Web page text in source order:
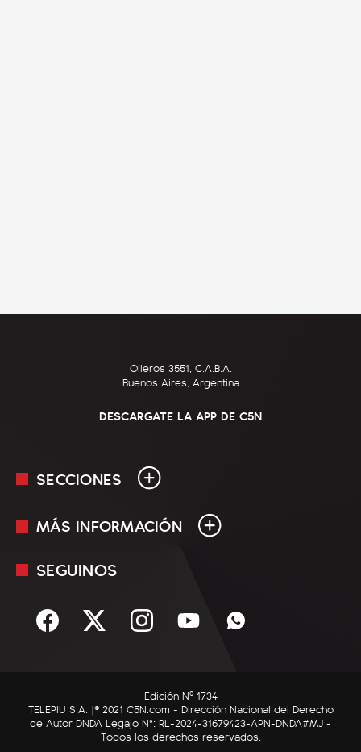
Olleros 3551, C.A.B.A.
Buenos Aires, Argentina
DESCARGATE LA APP DE C5N
SECCIONES
En Vivo
Sociedad
C5N Autos
RatingCero
MÁS INFORMACIÓN
Mediakit
Términos y condiciones
SEGUINOS
Edición Nº 1734
TELEPIU S.A. |© 2021 C5N.com - Dirección Nacional del Derecho
de Autor DNDA Legajo N°: RL-2024-31679423-APN-DNDA#MJ -
Todos los derechos reservados.